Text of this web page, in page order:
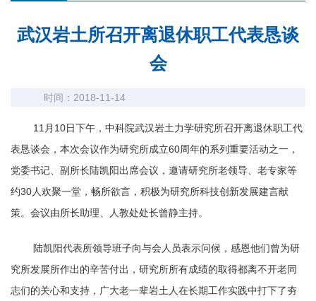
武汉岩土所召开离退休职工代表恳谈
会
时间：2018-11-14
11月 10日下午，中科院武汉岩土力学研究所召开离退休职工代
表恳谈会，本次会议作为研究所成立60周年的系列重要活动之一，
党委书记、副所长陆凯阳出席会议，邀请研究所老领导、老专家等
约30人欢聚一堂，畅所欲言，积极为研究所科技创新发展建言献
策。会议由所长助理、人教处处长曾静主持。
陆凯阳代表所领导班子向与会人员表示问候，感恩他们曾为研
究所发展所作出的辛苦付出，研究所所有成绩的取得都离不开老同
志们的关心和支持，广大老一辈岩土人在长期工作实践中打下了夯